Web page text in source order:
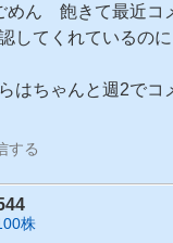
めん 飽きて最近コ
してくれているのに
はちゃんと週2でコ
する
株